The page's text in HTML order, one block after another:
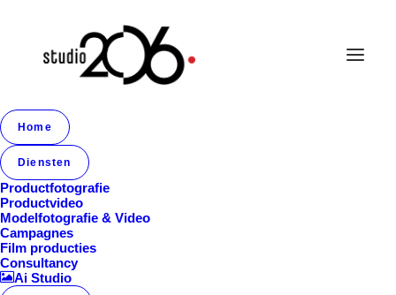
Home
Diensten
Productfotografie
Productvideo
Modelfotografie & Video
Campagnes
Film producties
Consultancy
Ai Studio